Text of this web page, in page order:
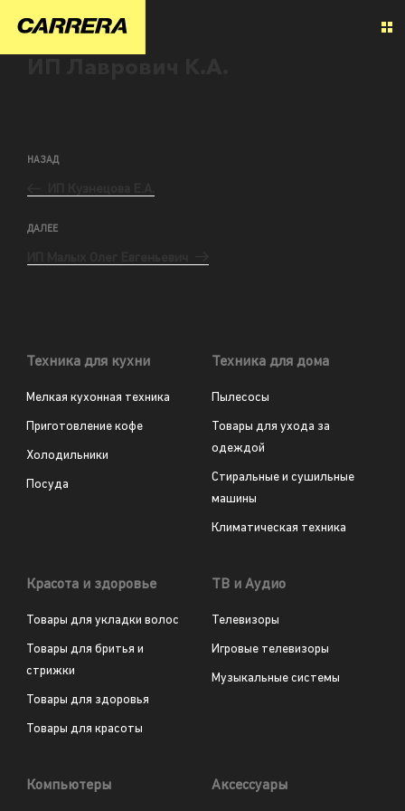
НАЗАД
ДАЛЕЕ
Техника для кухни
Мелкая кухонная техника
Приготовление кофе
Холодильники
Посуда
Техника для дома
Пылесосы
Товары для ухода за
одеждой
Стиральные и сушильные
машины
Климатическая техника
Красота и здоровье
Товары для укладки волос
Товары для бритья и
стрижки
Товары для здоровья
Товары для красоты
ТВ и Аудио
Телевизоры
Игровые телевизоры
Музыкальные системы
Компьютеры Аксессуары